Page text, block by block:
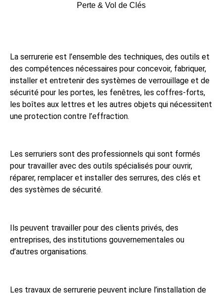
Perte & Vol de Clés
La serrurerie est l’ensemble des techniques, des outils et
des compétences nécessaires pour concevoir, fabriquer,
installer et entretenir des systèmes de verrouillage et de
sécurité pour les portes, les fenêtres, les coffres-forts,
les boîtes aux lettres et les autres objets qui nécessitent
une protection contre l’effraction.
Les serruriers sont des professionnels qui sont formés
pour travailler avec des outils spécialisés pour ouvrir,
réparer, remplacer et installer des serrures, des clés et
des systèmes de sécurité.
Ils peuvent travailler pour des clients privés, des
entreprises, des institutions gouvernementales ou
d’autres organisations.
Les travaux de serrurerie peuvent inclure l’installation de